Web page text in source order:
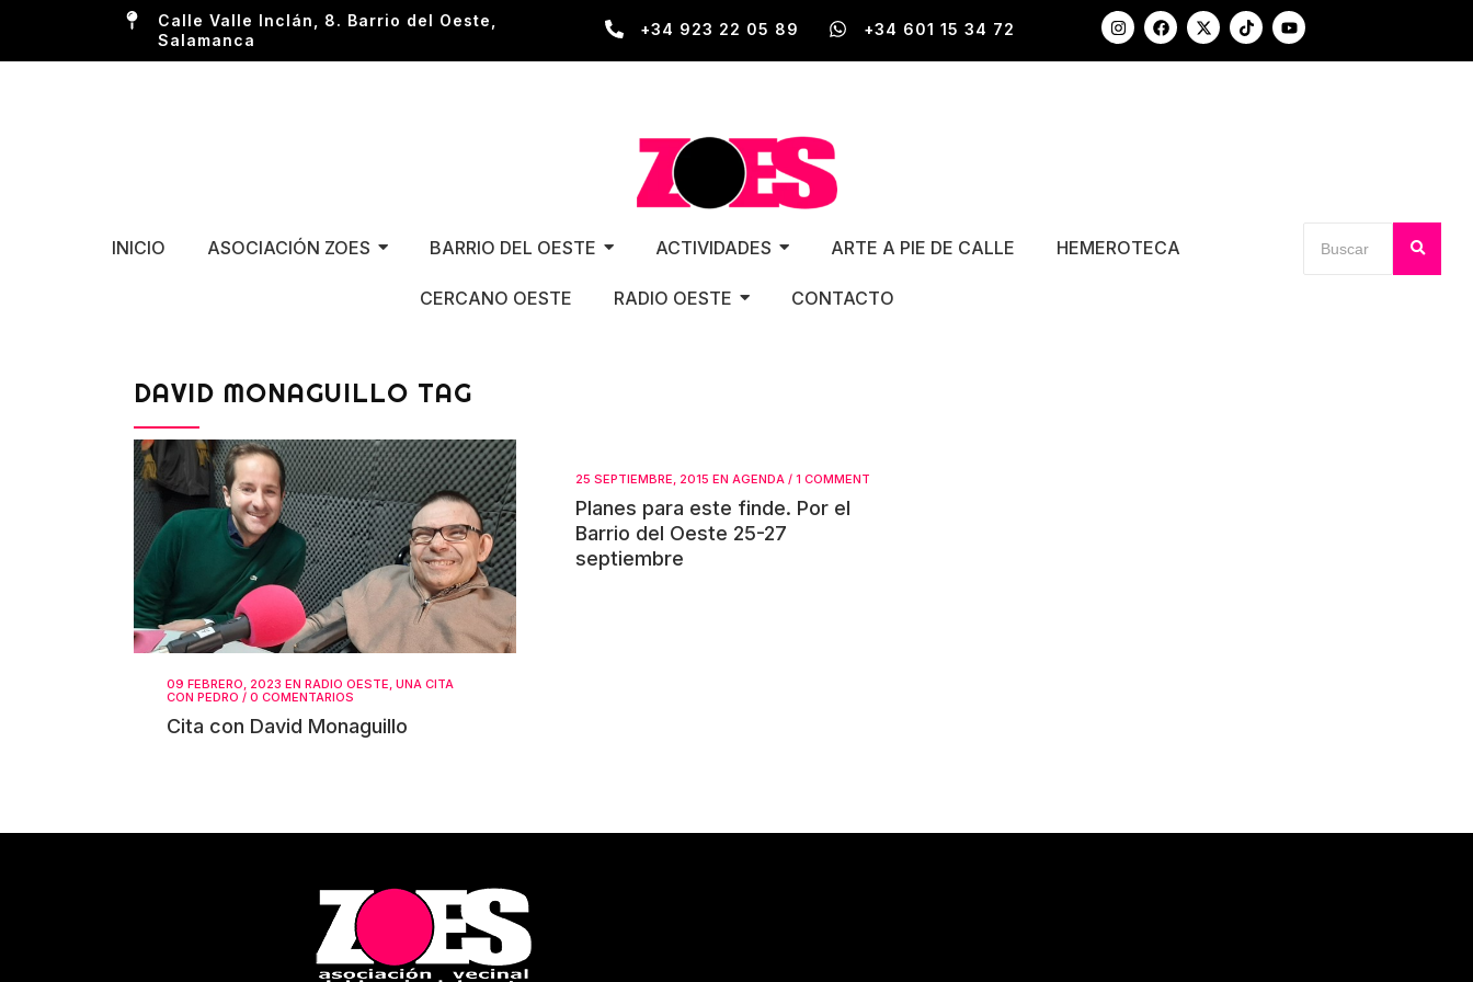
Calle Valle Inclán, 8. Barrio del Oeste,
Salamanca
+34 923 22 05 89 +34 601 15 34 72
INICIO ASOCIACIÓN ZOES BARRIO DEL OESTE ACTIVIDADES ARTE A PIE DE CALLE HEMEROTECA
CERCANO OESTE RADIO OESTE CONTACTO
DAVID MONAGUILLO TAG
09 FEBRERO, 2023 EN RADIO OESTE, UNA CITA
CON PEDRO / 0 COMENTARIOS
Cita con David Monaguillo
25 SEPTIEMBRE, 2015 EN AGENDA / 1 COMMENT
Planes para este finde. Por el
Barrio del Oeste 25-27
septiembre